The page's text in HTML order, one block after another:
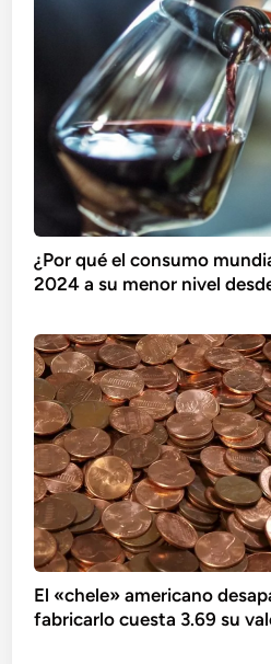
¿Por qué el consumo
2024 a su menor nivel
El «chele» americano
fabricarlo cuesta 3.69 su